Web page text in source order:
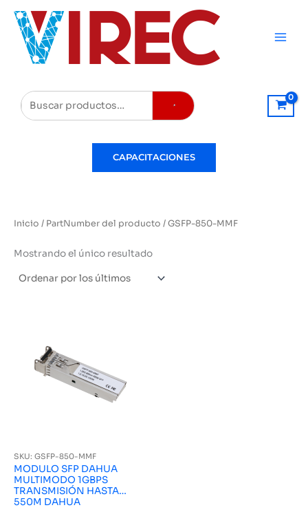
contenido
Buscar
CAPACITACIONES
Inicio / PartNumber del producto / GSFP-850-MMF
Mostrando el único resultado
SKU: GSFP-850-MMF
MODULO SFP DAHUA
MULTIMODO 1GBPS
TRANSMISIÓN HASTA
550M DAHUA